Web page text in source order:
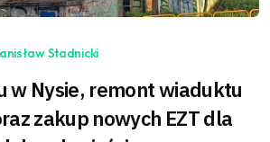
Stadnicki
w Nysie, remont wiaduktu
zakup nowych EZT dla